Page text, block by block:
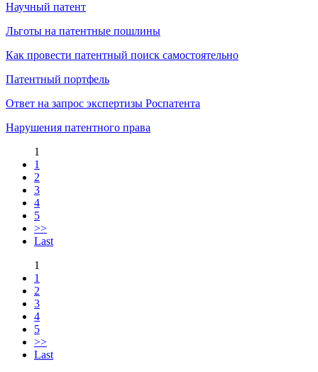
Научный патент
Льготы на патентные пошлины
Как провести патентный поиск самостоятельно
Патентный портфель
Ответ на запрос экспертизы Роспатента
Нарушения патентного права
1
1
2
3
4
5
>>
Last
1
1
2
3
4
5
>>
Last